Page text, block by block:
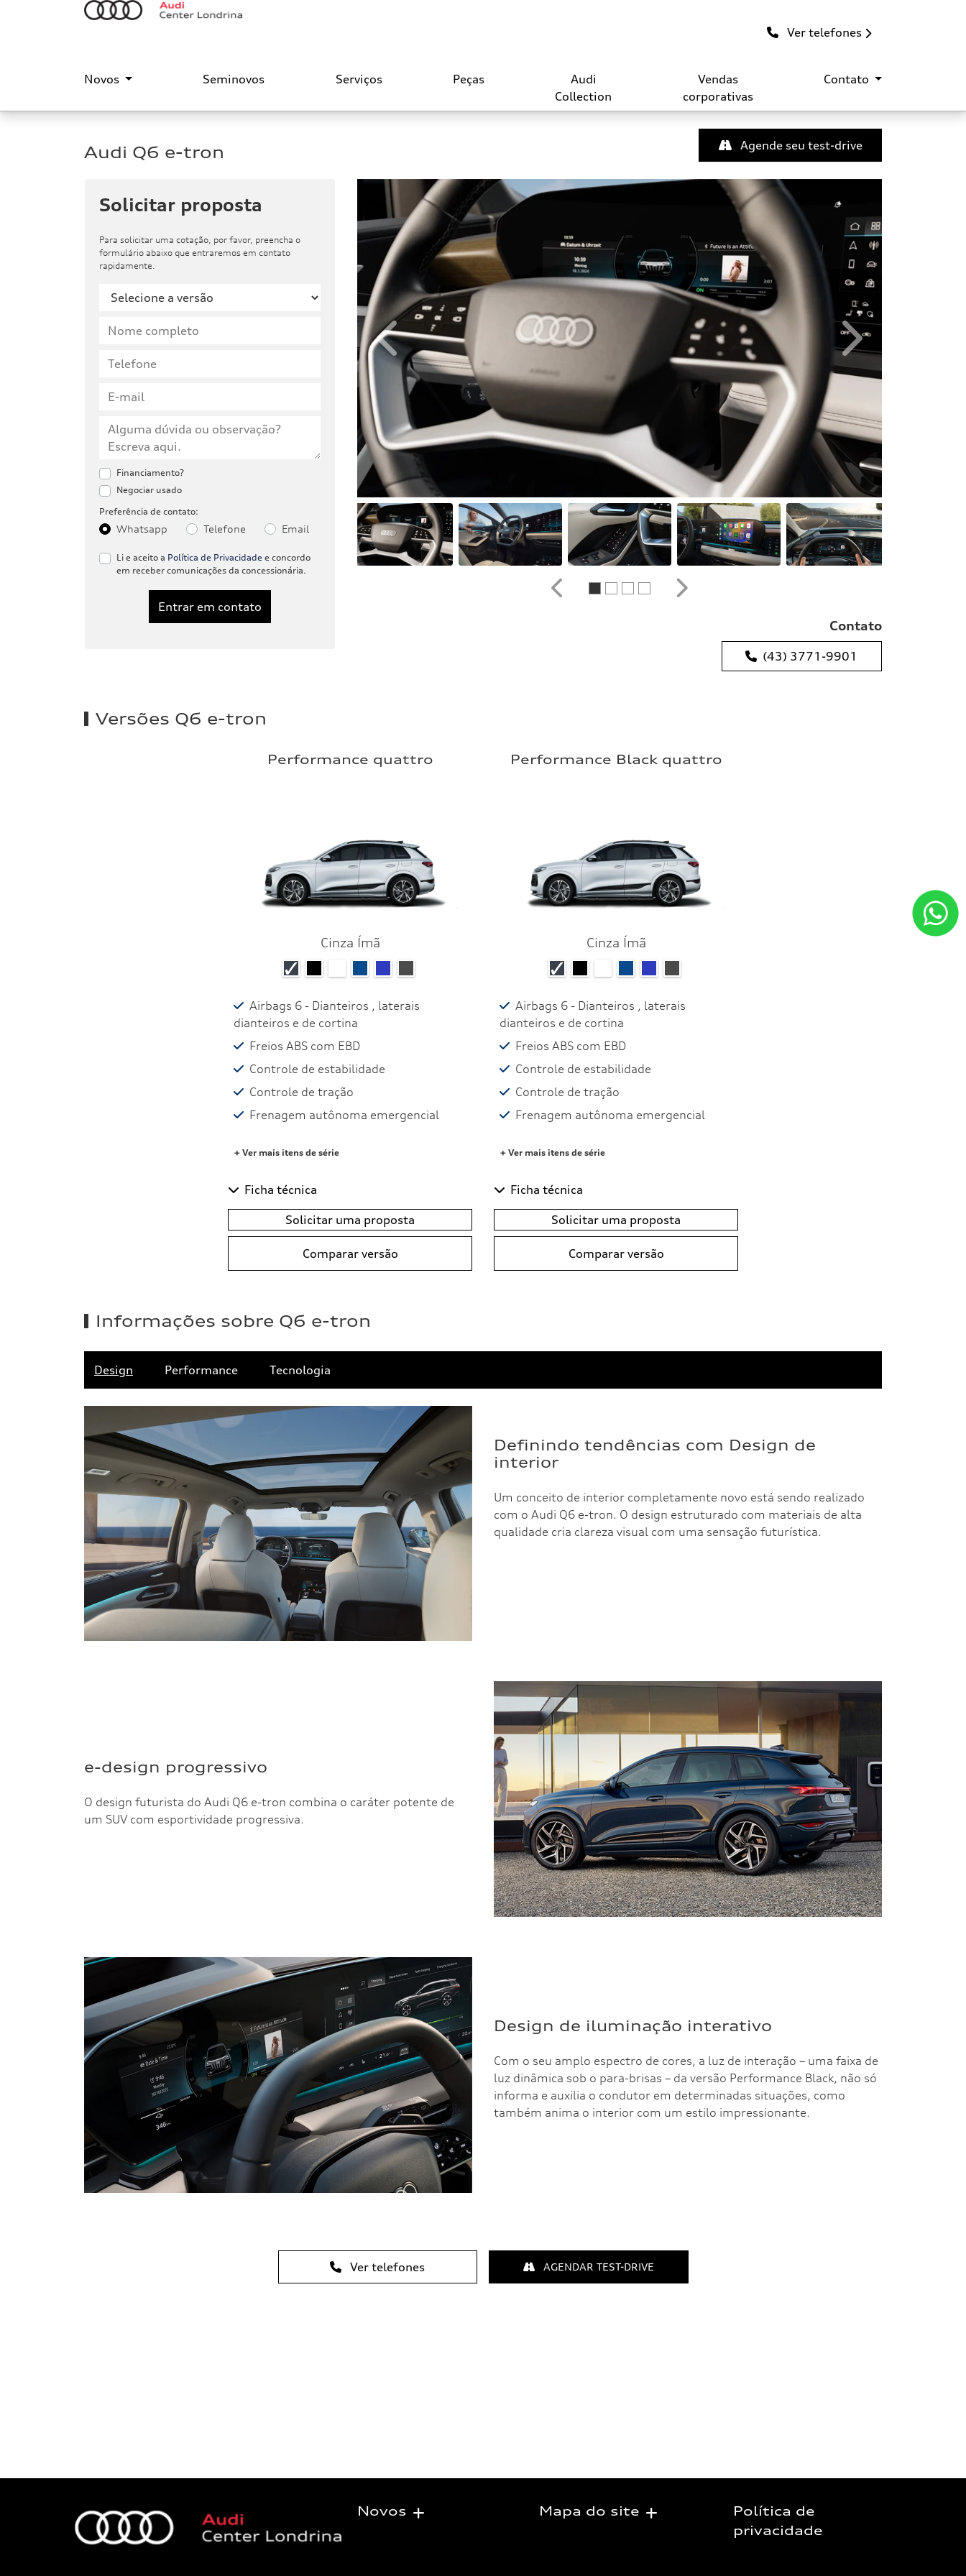
Ver telefones
Novos Seminovos Serviços Peças
Audi
Collection
Vendas
corporativas
Contato
Audi Q6 e-tron Agende seu test-drive
Solicitar proposta
Para solicitar uma cotação, por favor, preencha o
formulário abaixo que entraremos em contato
rapidamente.
Financiamento?
Negociar usado
Preferência de contato:
Whatsapp Telefone Email
Li e aceito a Política de Privacidade e concordo
em receber comunicações da concessionária.
Entrar em contato
Anterior Próximo
Anterior Próximo
Contato
(43) 3771-9901
Versões Q6 e-tron
Performance quattro
Cinza Ímã
Airbags 6 - Dianteiros , laterais
dianteiros e de cortina
Freios ABS com EBD
Controle de estabilidade
Controle de tração
Frenagem autônoma emergencial
+ Ver mais itens de série
Ficha técnica
Solicitar uma proposta
Comparar versão
Performance Black quattro
Cinza Ímã
Airbags 6 - Dianteiros , laterais
dianteiros e de cortina
Freios ABS com EBD
Controle de estabilidade
Controle de tração
Frenagem autônoma emergencial
+ Ver mais itens de série
Ficha técnica
Solicitar uma proposta
Comparar versão
Informações sobre Q6 e-tron
Design Performance Tecnologia
Definindo tendências com Design de
interior
Um conceito de interior completamente novo está sendo realizado
com o Audi Q6 e-tron. O design estruturado com materiais de alta
qualidade cria clareza visual com uma sensação futurística.
e-design progressivo
O design futurista do Audi Q6 e-tron combina o caráter potente de
um SUV com esportividade progressiva.
Design de iluminação interativo
Com o seu amplo espectro de cores, a luz de interação – uma faixa de
luz dinâmica sob o para-brisas – da versão Performance Black, não só
informa e auxilia o condutor em determinadas situações, como
também anima o interior com um estilo impressionante.
Ver telefones AGENDAR TEST-DRIVE
Novos Mapa do site
Política de
privacidade